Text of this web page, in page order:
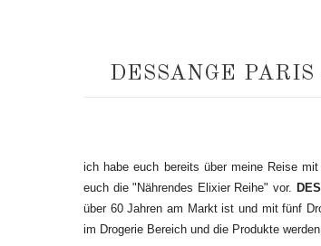
DESSANGE
ich habe euch bereits über meine Reise mit
euch die "Nährendes Elixier Reihe" vor.
über 60 Jahren am Markt ist und mit fünf
im Drogerie Bereich und die Produkte